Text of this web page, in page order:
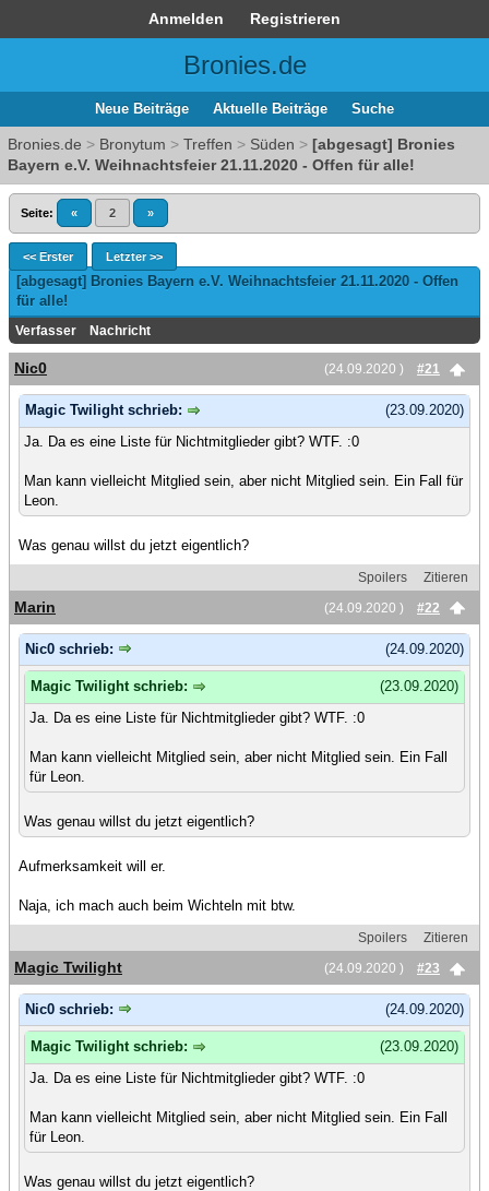
Anmelden Registrieren
Bronies.de
Neue Beiträge Aktuelle Beiträge Suche
Bronies.de > Bronytum > Treffen > Süden > [abgesagt] Bronies
Bayern e.V. Weihnachtsfeier 21.11.2020 - Offen für alle!
Seite: « 2 »
<< Erster Letzter >>
[abgesagt] Bronies Bayern e.V. Weihnachtsfeier 21.11.2020 - Offen
für alle!
Verfasser Nachricht
(24.09.2020 ) #21
Nic0
(23.09.2020)
Magic Twilight schrieb:
Ja. Da es eine Liste für Nichtmitglieder gibt? WTF. :0
Man kann vielleicht Mitglied sein, aber nicht Mitglied sein. Ein Fall für
Leon.
Was genau willst du jetzt eigentlich?
Spoilers
Zitieren
(24.09.2020 )
#22
Marin
(24.09.2020)
Nic0 schrieb:
(23.09.2020)
Magic Twilight schrieb:
Ja. Da es eine Liste für Nichtmitglieder gibt? WTF. :0
Man kann vielleicht Mitglied sein, aber nicht Mitglied sein. Ein Fall
für Leon.
Was genau willst du jetzt eigentlich?
Aufmerksamkeit will er.
Naja, ich mach auch beim Wichteln mit btw.
Spoilers
Zitieren
(24.09.2020 )
#23
Magic Twilight
(24.09.2020)
Nic0 schrieb:
(23.09.2020)
Magic Twilight schrieb:
Ja. Da es eine Liste für Nichtmitglieder gibt? WTF. :0
Man kann vielleicht Mitglied sein, aber nicht Mitglied sein. Ein Fall
für Leon.
Was genau willst du jetzt eigentlich?